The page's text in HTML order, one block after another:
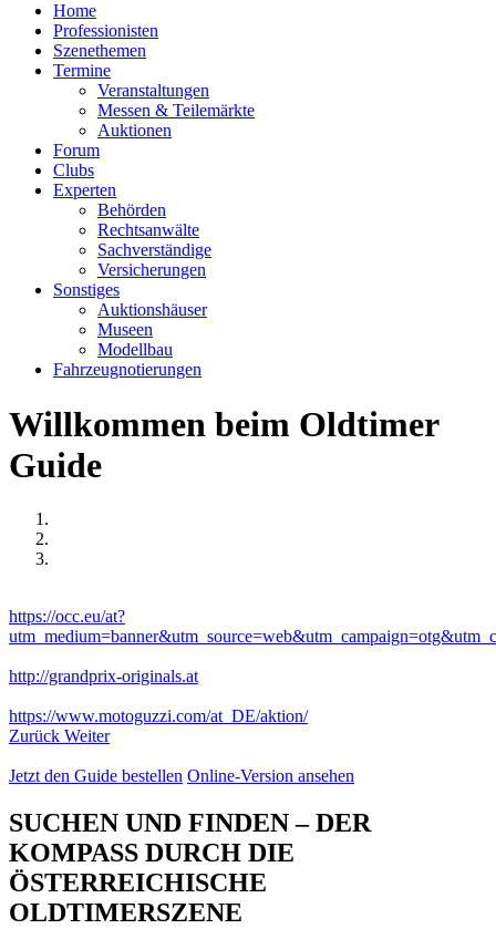
Home
Professionisten
Szenethemen
Termine
Veranstaltungen
Messen & Teilemärkte
Auktionen
Forum
Clubs
Experten
Behörden
Rechtsanwälte
Sachverständige
Versicherungen
Sonstiges
Auktionshäuser
Museen
Modellbau
Fahrzeugnotierungen
Willkommen beim Oldtimer
Guide
https://occ.eu/at?
http://grandprix-originals.at
https://www.motoguzzi.com/at_DE/aktion/
Zurück Weiter
Jetzt den Guide bestellen Online-Version ansehen
SUCHEN UND FINDEN – DER
KOMPASS DURCH DIE
ÖSTERREICHISCHE
OLDTIMERSZENE